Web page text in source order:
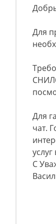
Для
Для
чат.
С